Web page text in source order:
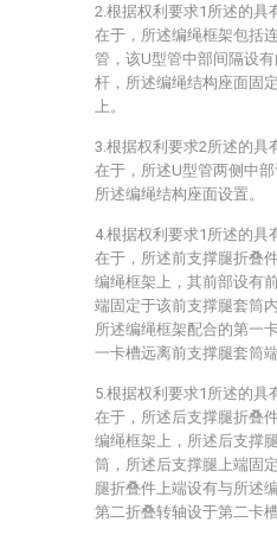
2.根据权利要求1所述的具
在于，所述编绳框架包括
管，该U型管中部间隔设
杆，所述编绳结构座面固
上。
3.根据权利要求2所述的具
在于，所述U型管两侧中
所述编绳结构座面设置。
4.根据权利要求1所述的具
在于，所述前支撑腿折叠
编绳框架上，其前部设有
端固定于该前支撑腿套筒
所述编绳框架配合的第一
一卡槽远离前支撑腿套筒端
5.根据权利要求1所述的具
在于，所述后支撑腿折叠
编绳框架上，所述后支撑
筒，所述后支撑腿上端固
腿折叠件上端设有与所述
第二折叠转轴设于第二卡